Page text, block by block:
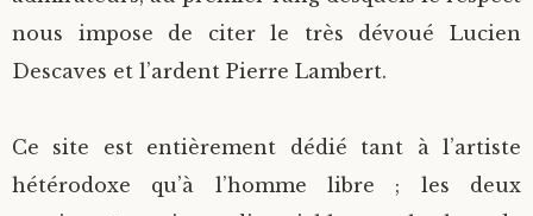
nous impose de citer le très dévoué Lucien
Descaves et l’ardent Pierre Lambert.
Ce site est entièrement dédié tant à l’artiste
hétérodoxe qu’à l’homme libre ; les deux